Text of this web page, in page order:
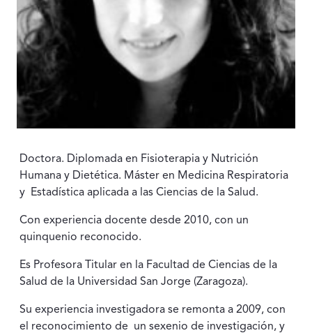
Doctora. Diplomada en Fisioterapia y Nutrición
Humana y Dietética. Máster en Medicina Respiratoria
y Estadística aplicada a las Ciencias de la Salud.
Con experiencia docente desde 2010, con un
quinquenio reconocido.
Es Profesora Titular en la Facultad de Ciencias de la
Salud de la Universidad San Jorge (Zaragoza).
Su experiencia investigadora se remonta a 2009, con
el reconocimiento de un sexenio de investigación, y